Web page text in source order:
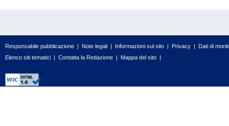
Responsabile pubblicazione | Note legali | Informazioni sul sito | Privacy | Dati di
Elenco siti tematici | Contatta la Redazione | Mappa del sito |